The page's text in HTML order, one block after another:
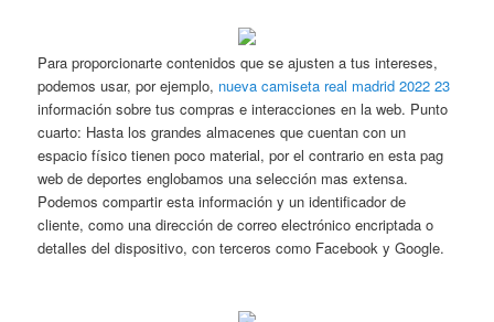
Para proporcionarte contenidos que se ajusten a tus intereses,
podemos usar, por ejemplo, nueva camiseta real madrid 2022 23
información sobre tus compras e interacciones en la web. Punto
cuarto: Hasta los grandes almacenes que cuentan con un
espacio físico tienen poco material, por el contrario en esta pag
web de deportes englobamos una selección mas extensa.
Podemos compartir esta información y un identificador de
cliente, como una dirección de correo electrónico encriptada o
detalles del dispositivo, con terceros como Facebook y Google.